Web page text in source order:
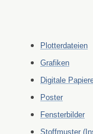
Plotterdateien
Grafiken
Digitale
Poster
Fensterbilder
Stoffmuster